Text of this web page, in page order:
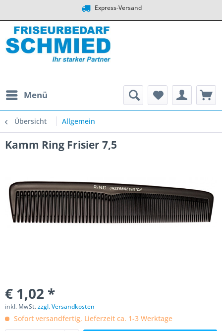
Express-Versand
Menü
Übersicht Allgemein
Kamm Ring Frisier 7,5
€ 1,02 *
inkl. MwSt.zzgl. Versandkosten
Sofort versandfertig, Lieferzeit ca. 1-3 Werktage